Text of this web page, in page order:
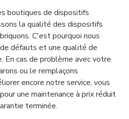
boutiques de dispositifs
la qualité des dispositifs
C'est pourquoi nous
défauts et une qualité de
En cas de problème avec votre
ou le remplaçons
encore notre service, vous
une maintenance à prix réduit
terminée.